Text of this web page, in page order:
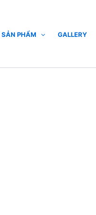
SẢN PHẨM GALLERY